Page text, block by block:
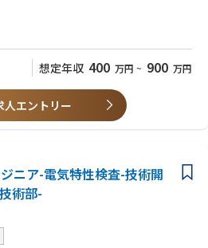
・PCメーカーなど多岐に渡りますがスマ
たちが扱う製品に必要不可欠な半導体。
ては成り立たず、特に近年AIやIoTといった
期間を短縮する統合型ファウンドリサービ
製造するだけでなく、開発期間を世界最短
術を自社開発するのではなくこの分野で
の供与を受け、共同開発を進めていま
お持ちの方（リーダー）
・運用管理経験をお持ちの方
事にあたれる方
ーションが図れる方
想定年収 400 万円 ~ 900 万円
人エントリー
ニア-電気特性検査-技術開
術部-